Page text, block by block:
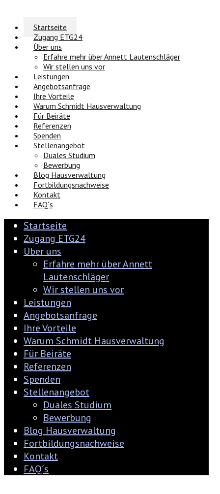
Startseite
Zugang ETG24
Über uns
Erfahre mehr über Annett Lautenschläger
Wir stellen uns vor
Leistungen
Angebotsanfrage
Ihre Vorteile
Warum Schmidt Hausverwaltung
Für Beiräte
Referenzen
Spenden
Stellenangebot
Duales Studium
Bewerbung
Blog Hausverwaltung
Fortbildungsnachweise
Kontakt
FAQ´s
Startseite
Zugang ETG24
Über uns
Erfahre mehr über Annett
Lautenschläger
Wir stellen uns vor
Leistungen
Angebotsanfrage
Ihre Vorteile
Warum Schmidt Hausverwaltung
Für Beiräte
Referenzen
Spenden
Stellenangebot
Duales Studium
Bewerbung
Blog Hausverwaltung
Fortbildungsnachweise
Kontakt
FAQ´s